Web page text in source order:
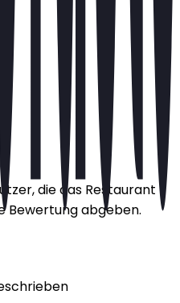
die das Restaurant
Bewertung abgeben.